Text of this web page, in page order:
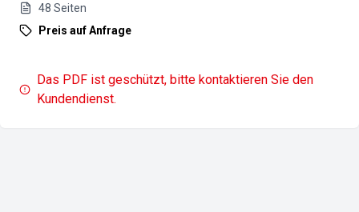
48 Seiten
Preis auf Anfrage
Das PDF ist geschützt, bitte kontaktieren Sie den
Kundendienst.